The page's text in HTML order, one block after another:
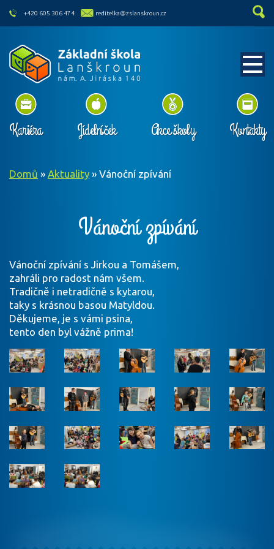
skip to main content
+420 605 306 474 reditelka@zslanskroun.cz
Kariéra Jídelníček Akce školy Kontakty
Domů » Aktuality » Vánoční zpívání
Vánoční zpívání
Vánoční zpívání s Jirkou a Tomášem,
zahráli pro radost nám všem.
Tradičně i netradičně s kytarou,
taky s krásnou basou Matyldou.
Děkujeme, je s vámi psina,
tento den byl vážně prima!